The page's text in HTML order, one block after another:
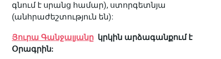
գնում է սրանց համար), ստորգետնյա
(անհրաժեշտություն են):
Յուրա Գանջալյանը կրկին արձագանքում է
Օրագրին: